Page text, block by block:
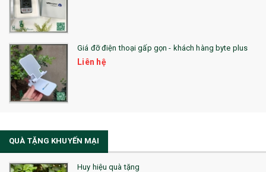
SẢN PHẨM ĐÃ THỰC HIỆN
QUÀ TẶNG SỨC KHỎE
SẢN PHẨM MỚI 2021
Sổ Sạc Đa Năng
La Fonte
Giá đỡ điện thoại gấp gọn - khách hàng byte plus
Liên hệ
QUÀ TẶNG KHUYẾN MẠI
Huy hiệu quà tặng